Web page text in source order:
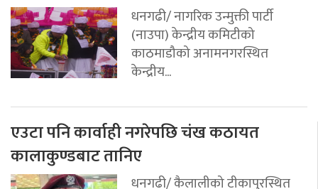
धनगढी/ नागरिक उन्मुक्ती पार्टी
(नाउपा) केन्द्रीय कमिटीको
काठमाडौको अनामनगरस्थित
केन्द्रीय...
एउटा पनि कार्वाही नगरेपछि चंख कठायत
कालाकुण्डबाट तानिए
धनगढी/ कैलालीको टीकापुरस्थित